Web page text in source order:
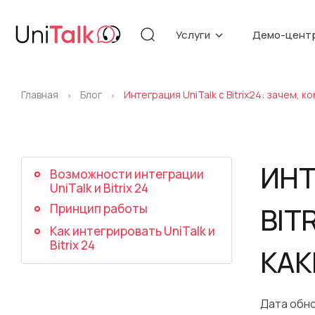
Услуги
Дополнительные услуги
Речевая
Демо-
Главная > Блог > Интеграция UniTalk с Bitrix24: зачем,
Возможности интеграции
UniTalk и Bitrix 24
Принцип работы
Как интегрировать UniTalk и
Bitrix 24
Дата